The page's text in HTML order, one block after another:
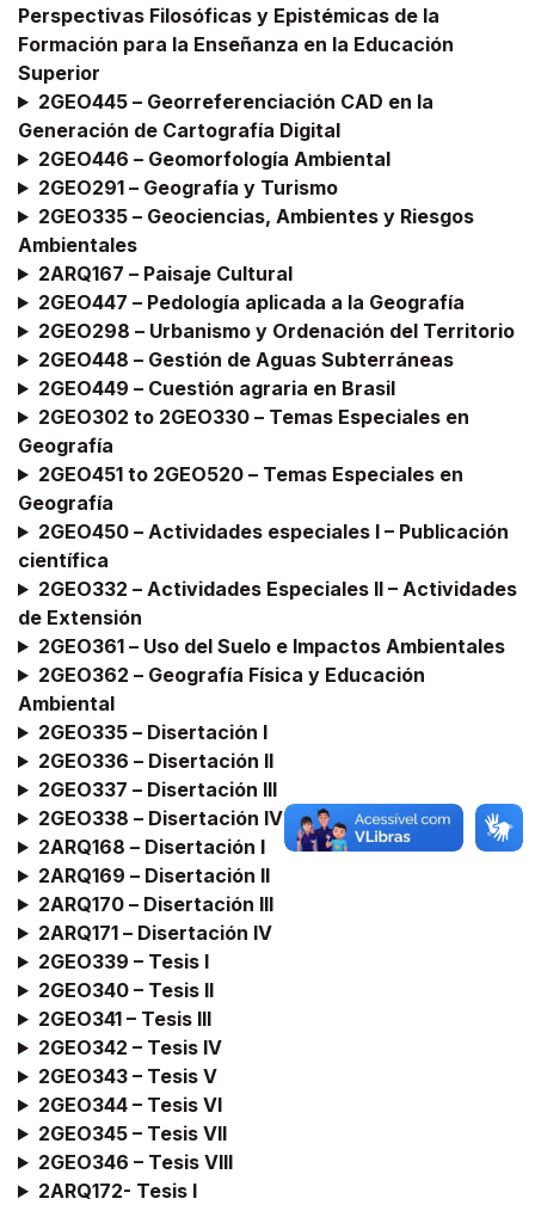
Perspectivas Filosóficas y Epistémicas de la
Formación para la Enseñanza en la Educación
Superior
2GEO445 – Georreferenciación CAD en la
Generación de Cartografía Digital
2GEO446 – Geomorfología Ambiental
2GEO291 – Geografía y Turismo
2GEO335 – Geociencias, Ambientes y Riesgos
Ambientales
2ARQ167 – Paisaje Cultural
2GEO447 – Pedología aplicada a la Geografía
2GEO298 – Urbanismo y Ordenación del Territorio
2GEO448 – Gestión de Aguas Subterráneas
2GEO449 – Cuestión agraria en Brasil
2GEO302 to 2GEO330 – Temas Especiales en
Geografía
2GEO451 to 2GEO520 – Temas Especiales en
Geografía
2GEO450 – Actividades especiales I – Publicación
científica
2GEO332 – Actividades Especiales II – Actividades
de Extensión
2GEO361 – Uso del Suelo e Impactos Ambientales
2GEO362 – Geografía Física y Educación
Ambiental
2GEO335 – Disertación I
2GEO336 – Disertación II
2GEO337 – Disertación III
2GEO338 – Disertación IV
2ARQ168 – Disertación I
2ARQ169 – Disertación II
2ARQ170 – Disertación III
2ARQ171 – Disertación IV
2GEO339 – Tesis I
2GEO340 – Tesis II
2GEO341 – Tesis III
2GEO342 – Tesis IV
2GEO343 – Tesis V
2GEO344 – Tesis VI
2GEO345 – Tesis VII
2GEO346 – Tesis VIII
2ARQ172- Tesis I